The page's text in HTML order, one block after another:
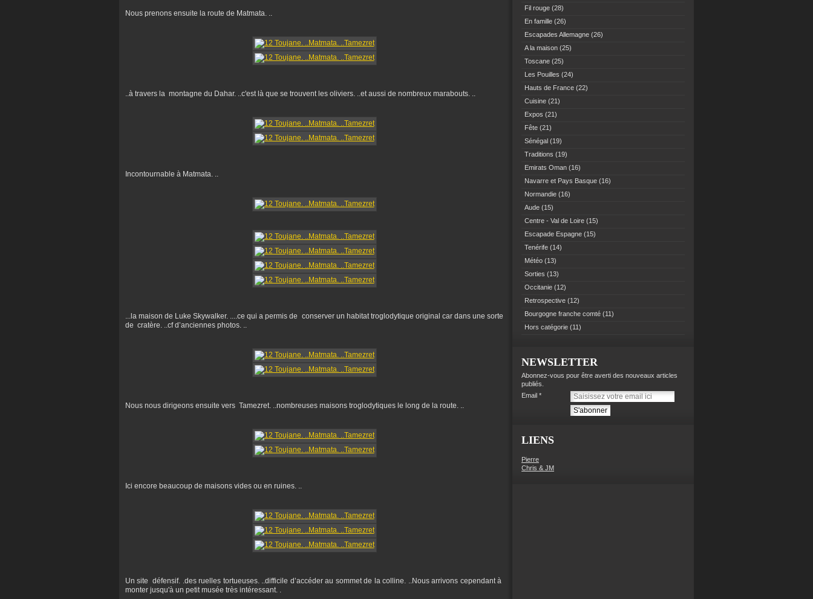
Nous prenons ensuite la route de Matmata. ..
..à travers la montagne du Dahar. ..c'est là que se trouvent les oliviers. ..et aussi de nombreux marabouts. ..
Incontournable à Matmata. ..
...la maison de Luke Skywalker. ....ce qui a permis de conserver un habitat troglodytique original car dans une sorte
de cratère. ..cf d’anciennes photos. ..
Nous nous dirigeons ensuite vers Tamezret. ..nombreuses maisons troglodytiques le long de la route. ..
Ici encore beaucoup de maisons vides ou en ruines. ..
Un site défensif. .des ruelles tortueuses. ..difficile d’accéder au sommet de la colline. ..Nous arrivons cependant à
monter jusqu'à un petit musée très intéressant. .
Fil rouge (28)
En famille (26)
Escapades Allemagne (26)
A la maison (25)
Toscane (25)
Les Pouilles (24)
Hauts de France (22)
Cuisine (21)
Expos (21)
Fête (21)
Sénégal (19)
Traditions (19)
Emirats Oman (16)
Navarre et Pays Basque (16)
Normandie (16)
Aude (15)
Centre - Val de Loire (15)
Escapade Espagne (15)
Tenérife (14)
Météo (13)
Sorties (13)
Occitanie (12)
Retrospective (12)
Bourgogne franche comté (11)
Hors catégorie (11)
NEWSLETTER
Abonnez-vous pour être averti des nouveaux articles
publiés.
Email
LIENS
Pierre
Chris & JM